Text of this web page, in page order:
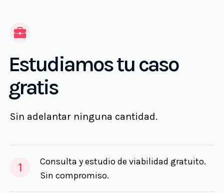
Estudiamos tu caso
gratis
Sin adelantar ninguna cantidad.
1
Consulta y estudio de viabilidad gratuito.
Sin compromiso.